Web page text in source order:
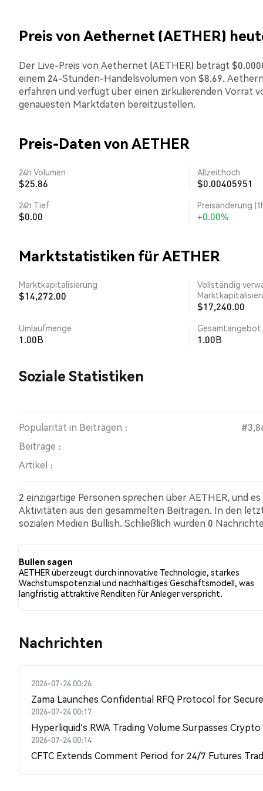
Preis von Aethernet (AETHER)
Der Live-Preis von Aethernet (AETHER) beträgt
einem 24-Stunden-Handelsvolumen von $8.69.
erfahren und verfügt über einen zirkulierenden Vorrat
genauesten Marktdaten bereitzustellen.
Preis-Daten von AETHER
24h Volumen
$25.86
Allzeithoch
$0.00405951
24h Tief
$0.00
Preisänderung
+0.00%
Marktstatistiken für AETHER
Marktkapitalisierung
$14,272.00
Vollständig
$17,240.00
Umlaufmenge
1.00B
Gesamtangebot
1.00B
Soziale Statistiken
Popularität in Beiträgen :
Beiträge :
Artikel :
2 einzigartige Personen sprechen über AETHER, und
Aktivitäten aus den gesammelten Beiträgen. In den
sozialen Medien Bullish. Schließlich wurden 0
Bullen sagen
AETHER überzeugt durch innovative Technologie, starkes
Wachstumspotenzial und nachhaltiges Geschäftsmodell, was
langfristig attraktive Renditen für Anleger verspricht.
Nachrichten
2026-07-24 00:26
Zama Launches Confidential RFQ Protocol for
2026-07-24 00:17
Hyperliquid's RWA Trading Volume Surpasses
2026-07-24 00:14
CFTC Extends Comment Period for 24/7 Futures